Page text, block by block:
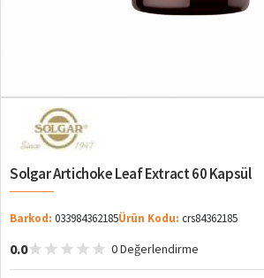
Solgar Artichoke Leaf Extract 60 Kapsül
Barkod: 033984362185Ürün Kodu: crs84362185
0.0 0 Değerlendirme